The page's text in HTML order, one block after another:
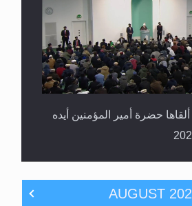
حضرة أمير المؤمنين أيده
AUGUST